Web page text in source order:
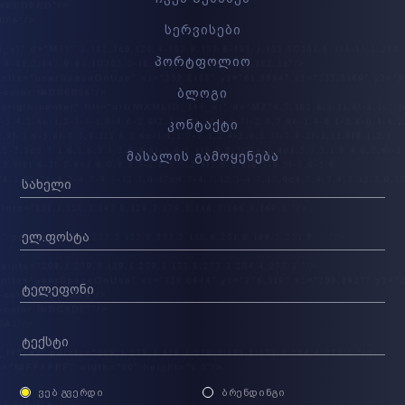
სერვისები
პორტფოლიო
ბლოგი
კონტაქტი
მასალის გამოყენება
ᲕᲔᲑ ᲒᲕᲔᲠᲓᲘ ᲑᲠᲔᲜᲓᲘᲜᲒᲘ